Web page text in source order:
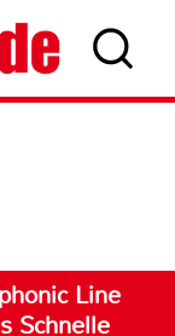
Line
Schnelle